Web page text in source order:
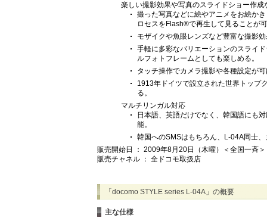
楽しい撮影効果や写真のスライドショー作
撮った写真などに絵やアニメをお絵か
ロセスをFlash®で再生して見ることが
モザイクや魚眼レンズなど豊富な撮影
手軽に多彩なバリエーションのスライ
ルフォトフレームとしても楽しめる。
タッチ操作でカメラ撮影や各種設定が
1913年ドイツで設立された世界トップ
る。
マルチリンガル対応
日本語、英語だけでなく、韓国語にも
能。
韓国へのSMSはもちろん、L-04A同士
販売開始日 ： 2009年8月20日（木曜）＜全国一斉＞
販売チャネル ： 全ドコモ取扱店
「docomo STYLE series L-04A」の概要
主な仕様